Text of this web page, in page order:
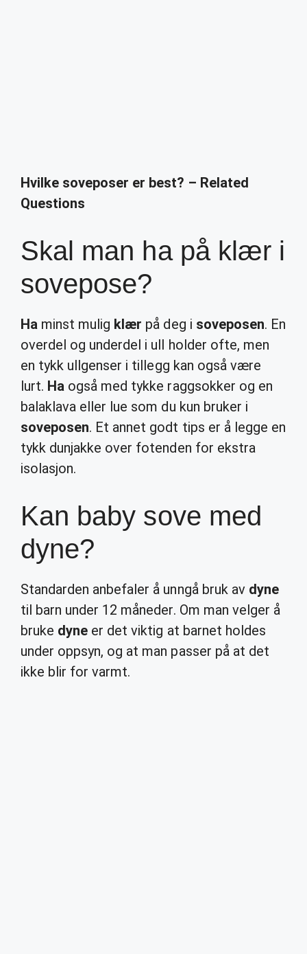
Hvilke soveposer er best? – Related
Questions
Skal man ha på klær i
sovepose?
Ha minst mulig klær på deg i soveposen. En
overdel og underdel i ull holder ofte, men
en tykk ullgenser i tillegg kan også være
lurt. Ha også med tykke raggsokker og en
balaklava eller lue som du kun bruker i
soveposen. Et annet godt tips er å legge en
tykk dunjakke over fotenden for ekstra
isolasjon.
Kan baby sove med
dyne?
Standarden anbefaler å unngå bruk av dyne
til barn under 12 måneder. Om man velger å
bruke dyne er det viktig at barnet holdes
under oppsyn, og at man passer på at det
ikke blir for varmt.